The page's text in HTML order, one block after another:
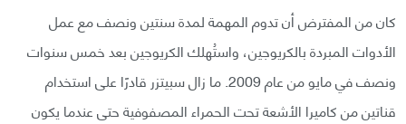
كان من المفترض أن تدوم المهمة لمدة سنتين ونصف مع عمل
الأدوات المبردة بالكريوجين، واستُهلك الكريوجين بعد خمس سنوات
ونصف في مايو من عام 2009. ما زال سبيتزر قادرًا على استخدام
قناتين من كاميرا الأشعة تحت الحمراء المصفوفية حتى عندما يكون